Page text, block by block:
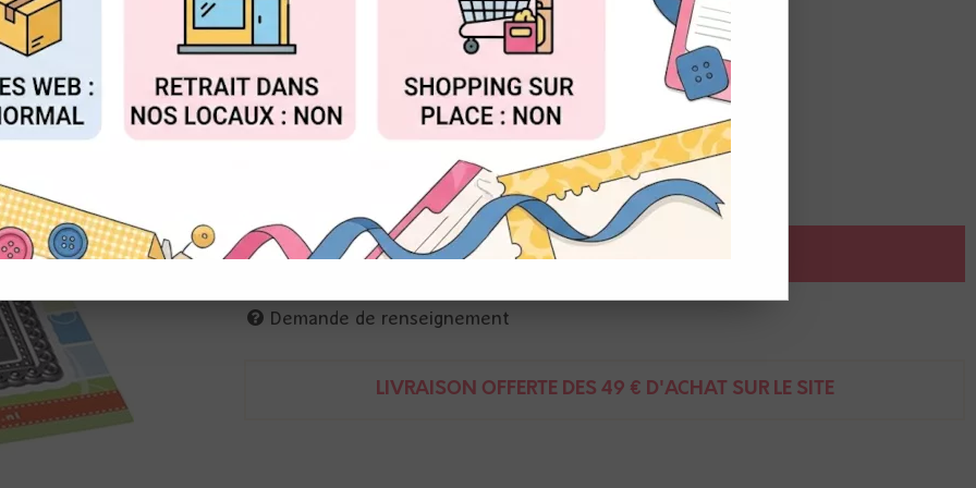
Réf. :CR1617
Marianne Design
Matrices de coupe
rectangle festonné : 7 x 14,2 cm
Demande de renseignement
LIVRAISON OFFERTE DÈS 49 € D'ACHAT SUR LE SITE
ACCEPTER TOUT